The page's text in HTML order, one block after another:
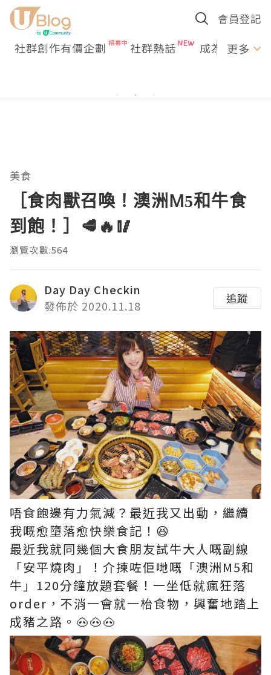
會員登記
社群創作有價企劃 社群熱話 成為U更多
美食
［食肉獸召喚！澳洲M5和牛食
到飽！］🥩🔥🥢​
瀏覽次數:564
Day Day Checkin
發佈於 2020.11.18
追蹤
唔食飽邊有力氣減？最近我又出動，繼續
我嘅愈墮落愈快樂食記！😆​
最近我就同幾個大食朋友試牛大人嘅副線
「安平燒肉」！介揀咗佢哋嘅「澳洲M5和
牛」120分鐘放題套餐！一坐低就瘋狂落
order，不消一會就一枱食物，興奮地踏上
成豬之路。🐽🐽🐽​